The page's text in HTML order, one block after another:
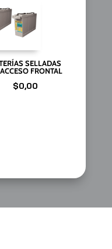
SELLADAS
FRONTAL
$0,00